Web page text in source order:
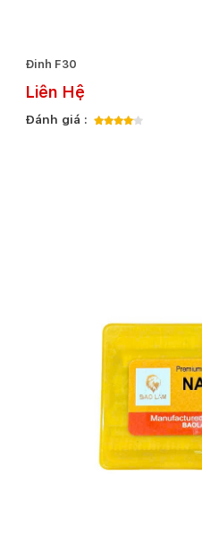
Đinh F30
Liên Hệ
Đánh giá :